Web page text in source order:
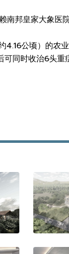
邦皇家大象医
公顷）的农
同时收治6头